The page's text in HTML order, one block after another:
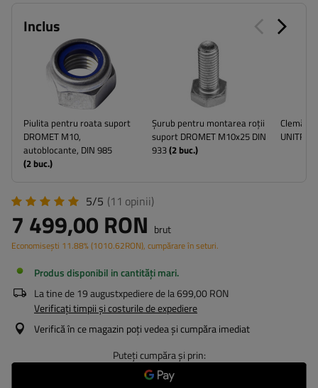
Inclus
Piulita pentru roata suport
DROMET M10,
autoblocante, DIN 985
(2buc.)
Șurub pentru montarea roții
suport DROMET M10x25 DIN
933(2buc.)
Clemă
5/5 (11 opinii)
7 499,00 RON brut
Economisești 11.88%(1010.62RON), cumpărare în seturi.
Produs disponibil in cantități mari
La tine de19 augustxpediere de la699,00 RON
Verificați timpii și costurile de expediere
Verifică în ce magazin poți vedea și cumpăra imediat
Puteți cumpăra și prin: